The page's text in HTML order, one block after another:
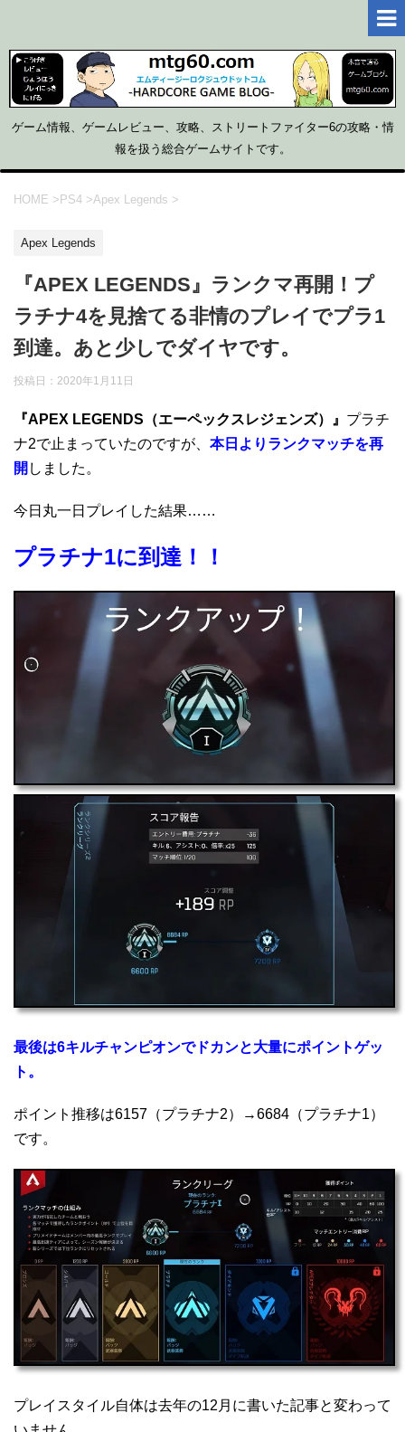
ゲーム情報、ゲームレビュー、攻略、ストリートファイター6の攻略・情
報を扱う総合ゲームサイトです。
HOME >PS4 >Apex Legends >
Apex Legends
『APEX LEGENDS』ランクマ再開！プ
ラチナ4を見捨てる非情のプレイでプラ1
到達。あと少しでダイヤです。
投稿日： 2020年1月11日
『APEX LEGENDS（エーペックスレジェンズ）』 プラチ
ナ2で止まっていたのですが、 本日よりランクマッチを再
開 しました。
今日丸一日プレイした結果……
プラチナ1に到達！！
最後は6キルチャンピオンでドカンと大量にポイントゲッ
ト。
ポイント推移は6157（プラチナ2）→6684（プラチナ1）
です。
プレイスタイル自体は去年の12月に書いた記事と変わって